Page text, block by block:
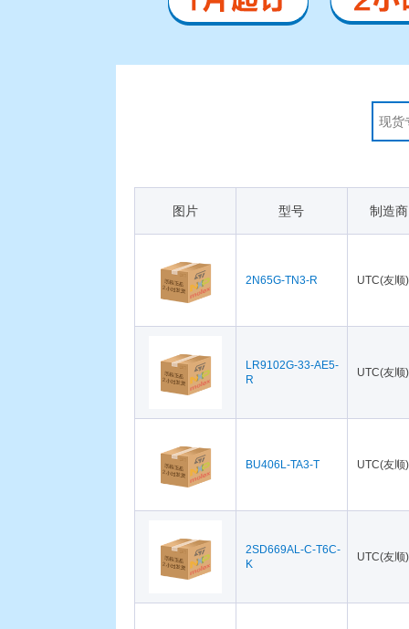
图片 型号 制造商
2N65G-TN3-R UTC(友顺)
LR9102G-33-AE5-
R
UTC(友顺)
BU406L-TA3-T UTC(友顺)
2SD669AL-C-T6C-
K
UTC(友顺)